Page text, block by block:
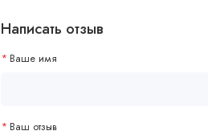
Написать отзыв
Ваше имя
Ваш отзыв